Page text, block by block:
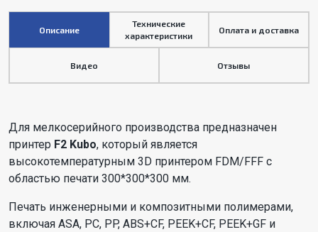
Описание
Технические
характеристики
Оплата и доставка
Видео Отзывы
Для мелкосерийного производства предназначен
принтер F2 Kubo, который является
высокотемпературным 3D принтером FDM/FFF с
областью печати 300*300*300 мм.
Печать инженерными и композитными полимерами,
включая ASA, PC, PP, ABS+CF, PEEK+CF, PEEK+GF и